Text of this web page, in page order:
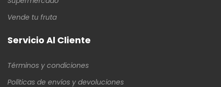
Vende tu fruta
Servicio Al Cliente
Términos y condiciones
Políticas de envíos y devoluciones